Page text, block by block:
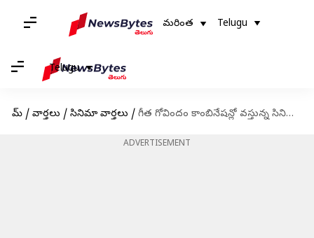
మరింత Telugu
Telugu
హోమ్ / వార్తలు / సినిమా వార్తలు / గీత గోవిందం కాంబినేషన్లో వస్తున్న సినిమాకు ముహూర్తం ఫిక్స్: హీరోయిన్ ఎవరంటే
ADVERTISEMENT